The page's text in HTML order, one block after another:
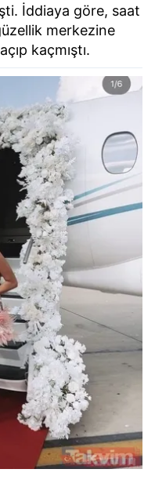
İddiaya göre, saat
merkezine
kaçmıştı.